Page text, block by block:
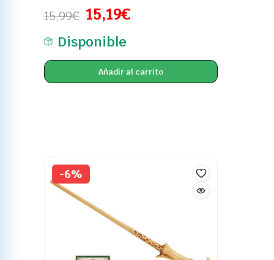
15,99€ 15,19€
Disponible
Añadir al carrito
-6%